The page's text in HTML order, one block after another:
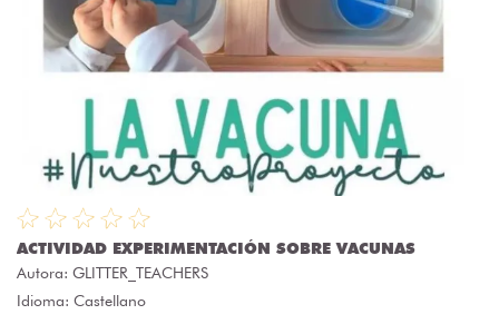
ACTIVIDAD EXPERIMENTACIÓN SOBRE VACUNAS
Autora: GLITTER_TEACHERS
Idioma: Castellano